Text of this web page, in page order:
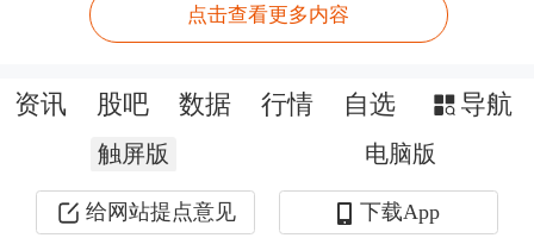
点击领取>>
文章来源：东方财富Choice数据
点击查看更多内容
资讯 股吧 数据 行情 自选 导航
触屏版 电脑版
给网站提点意见 下载App